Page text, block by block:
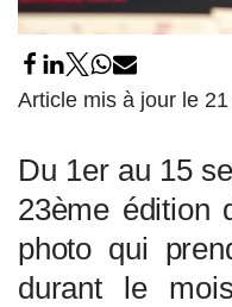
Article mis à jour le
Du 1er au 15
23ème édition
photo qui
durant le